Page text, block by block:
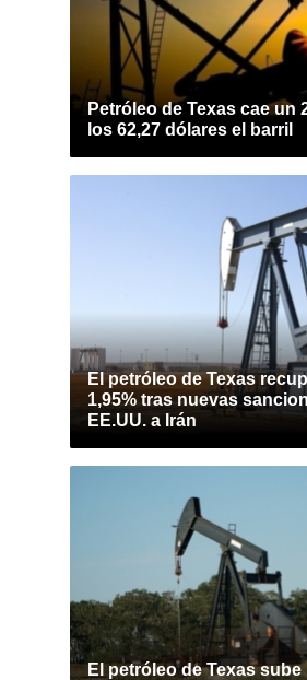
Petróleo de Texas cae un
los 62,27 dólares el barril
El petróleo de Texas
1,95% tras nuevas
EE.UU. a Irán
El petróleo de Texas sube